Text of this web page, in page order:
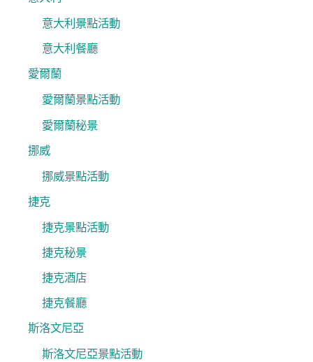
意大利景點活動
意大利餐廳
愛爾蘭
愛爾蘭景點活動
愛爾蘭秘景
挪威
挪威景點活動
捷克
捷克景點活動
捷克秘景
捷克酒店
捷克餐廳
斯洛文尼亞
斯洛文尼亞景點活動